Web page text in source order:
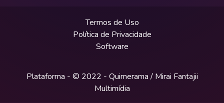
Termos de Uso
Política de Privacidade
Software
Plataforma - © 2022 - Quimerama / Mirai Fantajii
Multimídia